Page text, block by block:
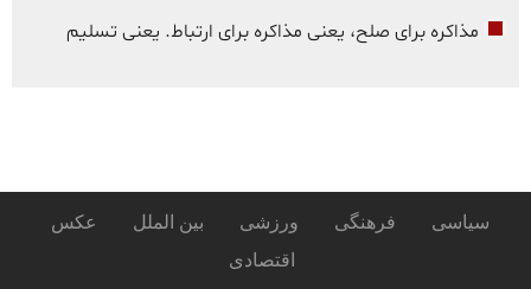
مذاکره برای صلح، یعنی مذاکره برای ارتباط. یعنی تسلیم
سیاسی فرهنگی ورزشی بین الملل
عکس
اقتصادی